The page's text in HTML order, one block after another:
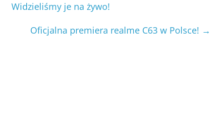
Widzieliśmy je na żywo!
Oficjalna premiera realme C63 w Polsce! →